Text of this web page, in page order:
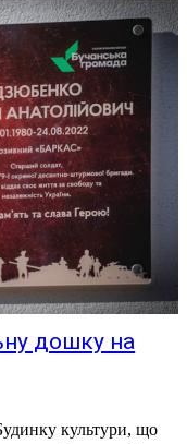
дошку на
культури, що